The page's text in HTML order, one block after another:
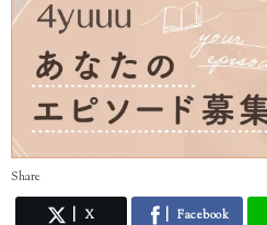
Share
X Facebook